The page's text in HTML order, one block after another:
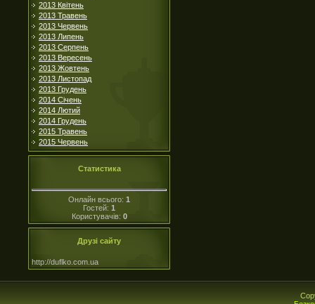
2013 Квітень
2013 Травень
2013 Червень
2013 Липень
2013 Серпень
2013 Вересень
2013 Жовтень
2013 Листопад
2013 Грудень
2014 Січень
2014 Лютий
2014 Грудень
2015 Травень
2015 Червень
Статистика
Онлайн всього: 1
Гостей: 1
Користувачів: 0
Друзі сайту
http://duflko.com.ua